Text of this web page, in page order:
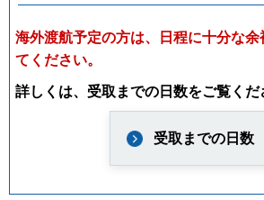
海外渡航予定の方は、日程に十分な余
てください。
詳しくは、受取までの日数をご覧くだ
受取までの日数